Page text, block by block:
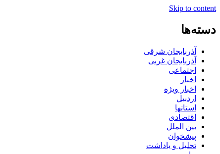
Skip to content
دسته‌ها
آذربایجان شرقی
آذربایجان غربی
اجتماعی
اخبار
اخبار ویژه
اردبیل
استانها
اقتصادی
بین الملل
پیشخوان
تحلیل و یاداشت